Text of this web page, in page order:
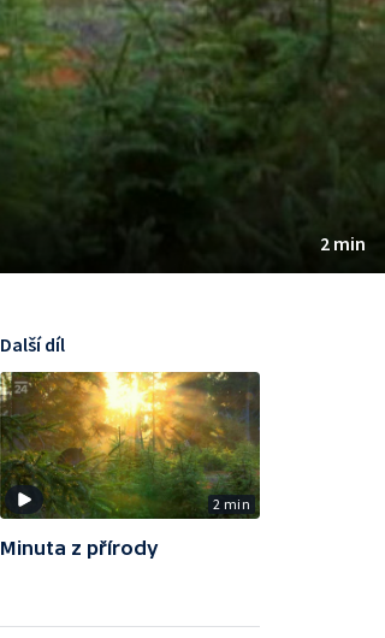
2 min
2 min
Další díl
Minuta z přírody